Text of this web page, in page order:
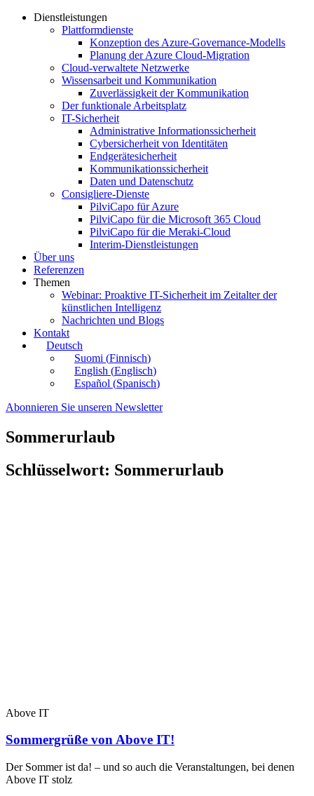
Dienstleistungen
Plattformdienste
Konzeption des Azure-Governance-Modells
Planung der Azure Cloud-Migration
Cloud-verwaltete Netzwerke
Wissensarbeit und Kommunikation
Zuverlässigkeit der Kommunikation
Der funktionale Arbeitsplatz
IT-Sicherheit
Administrative Informationssicherheit
Cybersicherheit von Identitäten
Endgerätesicherheit
Kommunikationssicherheit
Daten und Datenschutz
Consigliere-Dienste
PilviCapo für Azure
PilviCapo für die Microsoft 365 Cloud
PilviCapo für die Meraki-Cloud
Interim-Dienstleistungen
Über uns
Referenzen
Themen
Webinar: Proaktive IT-Sicherheit im Zeitalter der
künstlichen Intelligenz
Nachrichten und Blogs
Kontakt
Deutsch
Suomi (Finnisch)
English (Englisch)
Español (Spanisch)
Abonnieren Sie unseren Newsletter
Sommerurlaub
Schlüsselwort: Sommerurlaub
Above IT
Sommergrüße von Above IT!
Der Sommer ist da! – und so auch die Veranstaltungen, bei denen
Above IT stolz